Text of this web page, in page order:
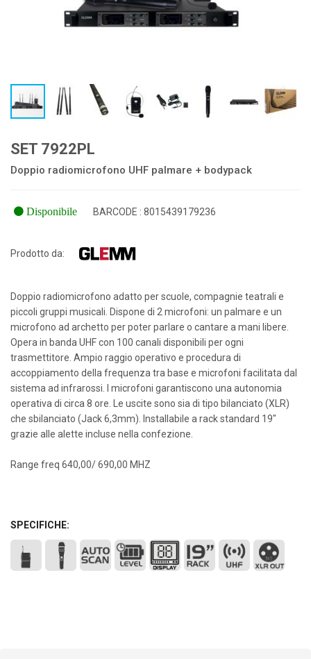
SET 7922PL
Doppio radiomicrofono UHF palmare + bodypack
Disponibile BARCODE : 8015439179236
Prodotto da:
Doppio radiomicrofono adatto per scuole, compagnie teatrali e
piccoli gruppi musicali. Dispone di 2 microfoni: un palmare e un
microfono ad archetto per poter parlare o cantare a mani libere.
Opera in banda UHF con 100 canali disponibili per ogni
trasmettitore. Ampio raggio operativo e procedura di
accoppiamento della frequenza tra base e microfoni facilitata dal
sistema ad infrarossi. I microfoni garantiscono una autonomia
operativa di circa 8 ore. Le uscite sono sia di tipo bilanciato (XLR)
che sbilanciato (Jack 6,3mm). Installabile a rack standard 19"
grazie alle alette incluse nella confezione.
Range freq 640,00/ 690,00 MHZ
SPECIFICHE: